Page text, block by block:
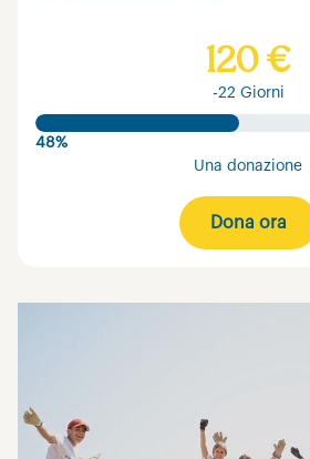
120 €
-22 Giorni
48%
Una donazione
Dona ora